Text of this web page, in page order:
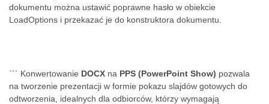
dokumentu można ustawić poprawne hasło w obiekcie
LoadOptions i przekazać je do konstruktora dokumentu.
``` Konwertowanie DOCX na PPS (PowerPoint Show) pozwala
na tworzenie prezentacji w formie pokazu slajdów gotowych do
odtworzenia, idealnych dla odbiorców, którzy wymagają